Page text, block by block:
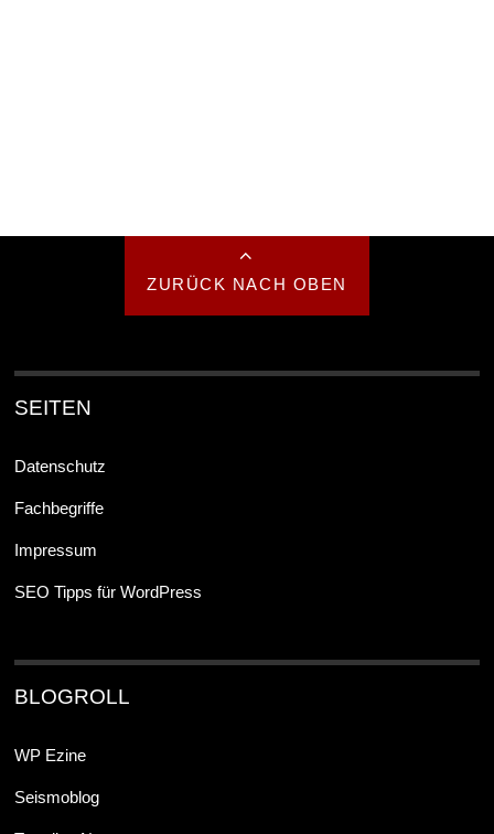
ZURÜCK NACH OBEN
SEITEN
Datenschutz
Fachbegriffe
Impressum
SEO Tipps für WordPress
BLOGROLL
WP Ezine
Seismoblog